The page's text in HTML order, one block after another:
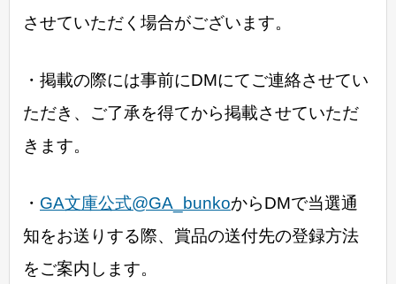
させていただく場合がございます。
・掲載の際には事前にDMにてご連絡させてい
ただき、ご了承を得てから掲載させていただ
きます。
・ GA文庫公式@GA_bunkoからDMで当選通
知をお送りする際、賞品の送付先の登録方法
をご案内します。